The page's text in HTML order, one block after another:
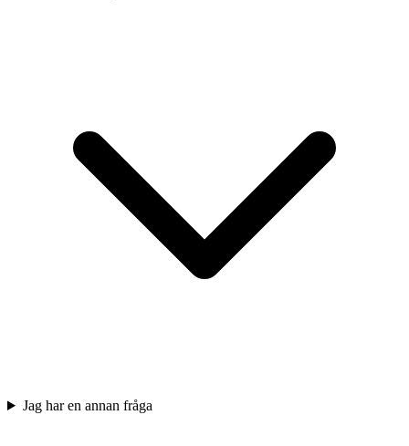
Jag har en annan fråga